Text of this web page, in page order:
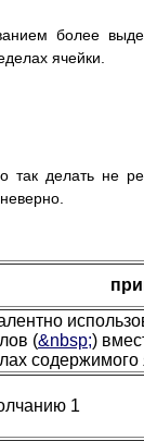
более
ячейки.
делать не
(&nbsp;)
содержимого
1